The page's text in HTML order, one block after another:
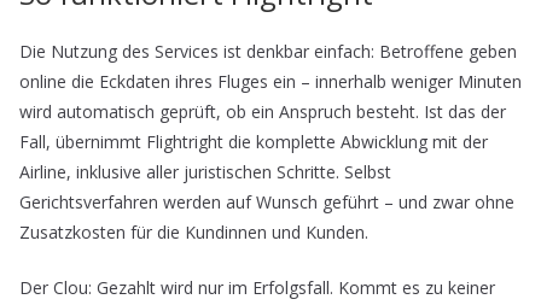
Die Nutzung des Services ist denkbar einfach: Betroffene geben
online die Eckdaten ihres Fluges ein – innerhalb weniger Minuten
wird automatisch geprüft, ob ein Anspruch besteht. Ist das der
Fall, übernimmt Flightright die komplette Abwicklung mit der
Airline, inklusive aller juristischen Schritte. Selbst
Gerichtsverfahren werden auf Wunsch geführt – und zwar ohne
Zusatzkosten für die Kundinnen und Kunden.
Der Clou: Gezahlt wird nur im Erfolgsfall. Kommt es zu keiner